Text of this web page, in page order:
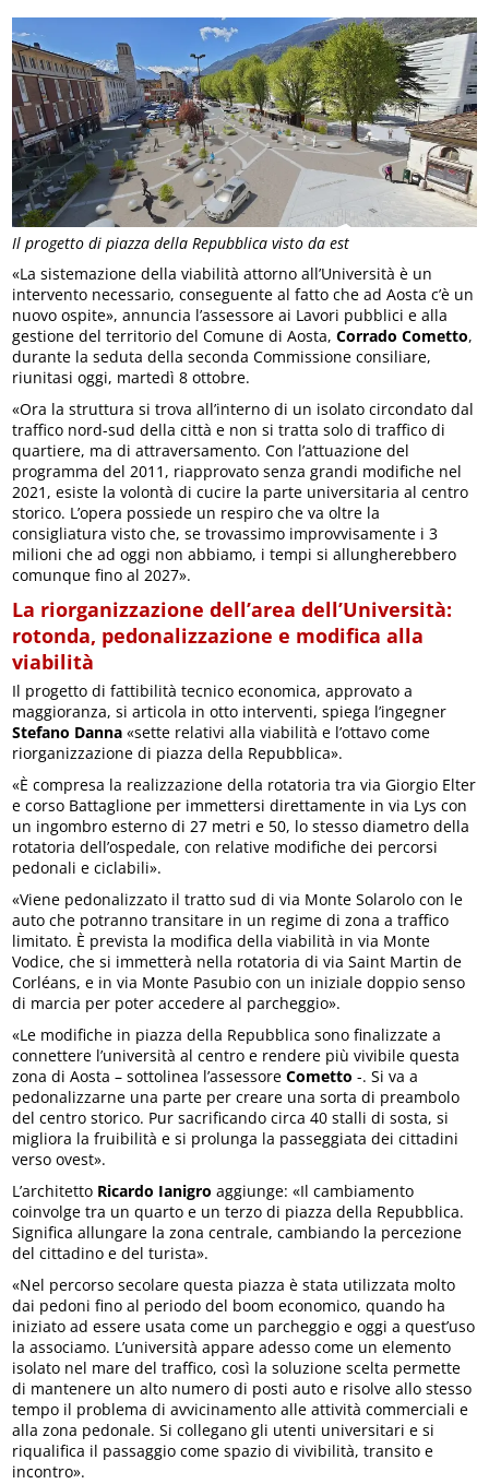
Il progetto di piazza della Repubblica visto da est
«La sistemazione della viabilità attorno all’Università è un
intervento necessario, conseguente al fatto che ad Aosta c’è un
nuovo ospite», annuncia l’assessore ai Lavori pubblici e alla
gestione del territorio del Comune di Aosta,Corrado Cometto,
durante la seduta della seconda Commissione consiliare,
riunitasi oggi, martedì 8 ottobre.
«Ora la struttura si trova all’interno di un isolato circondato dal
traffico nord-sud della città e non si tratta solo di traffico di
quartiere, ma di attraversamento. Con l’attuazione del
programma del 2011, riapprovato senza grandi modifiche nel
2021, esiste la volontà di cucire la parte universitaria al centro
storico. L’opera possiede un respiro che va oltre la
consigliatura visto che, se trovassimo improvvisamente i 3
milioni che ad oggi non abbiamo, i tempi si allungherebbero
comunque fino al 2027».
La riorganizzazione dell’area dell’Università:
rotonda, pedonalizzazione e modifica alla
viabilità
Il progetto di fattibilità tecnico economica, approvato a
maggioranza, si articola in otto interventi, spiega l’ingegner
Stefano Danna«sette relativi alla viabilità e l’ottavo come
riorganizzazione di piazza della Repubblica».
«È compresa la realizzazione della rotatoria tra via Giorgio Elter
e corso Battaglione per immettersi direttamente in via Lys con
un ingombro esterno di 27 metri e 50, lo stesso diametro della
rotatoria dell’ospedale, con relative modifiche dei percorsi
pedonali e ciclabili».
«Viene pedonalizzato il tratto sud di via Monte Solarolo con le
auto che potranno transitare in un regime di zona a traffico
limitato. È prevista la modifica della viabilità in via Monte
Vodice, che si immetterà nella rotatoria di via Saint Martin de
Corléans, e in via Monte Pasubio con un iniziale doppio senso
di marcia per poter accedere al parcheggio».
«Le modifiche in piazza della Repubblica sono finalizzate a
connettere l’università al centro e rendere più vivibile questa
zona di Aosta – sottolinea l’assessoreCometto -. Si va a
pedonalizzarne una parte per creare una sorta di preambolo
del centro storico. Pur sacrificando circa 40 stalli di sosta, si
migliora la fruibilità e si prolunga la passeggiata dei cittadini
verso ovest».
L’architetto Ricardo Ianigro aggiunge: «Il cambiamento
coinvolge tra un quarto e un terzo di piazza della Repubblica.
Significa allungare la zona centrale, cambiando la percezione
del cittadino e del turista».
«Nel percorso secolare questa piazza è stata utilizzata molto
dai pedoni fino al periodo del boom economico, quando ha
iniziato ad essere usata come un parcheggio e oggi a quest’uso
la associamo. L’università appare adesso come un elemento
isolato nel mare del traffico, così la soluzione scelta permette
di mantenere un alto numero di posti auto e risolve allo stesso
tempo il problema di avvicinamento alle attività commerciali e
alla zona pedonale. Si collegano gli utenti universitari e si
riqualifica il passaggio come spazio di vivibilità, transito e
incontro».